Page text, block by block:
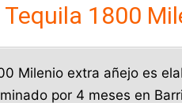
Tequila 1800
Milenio extra añejo es
por 4 meses en